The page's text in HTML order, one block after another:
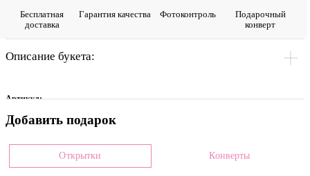
Бесплатная
доставка
Гарантия качества Фото­контроль
Подарочный
конверт
Описание букета:
Артикул:
0019052
Цвет
Красный
Добавить подарок
Открытки Конверты